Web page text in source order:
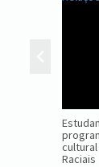
cultural
Raciais